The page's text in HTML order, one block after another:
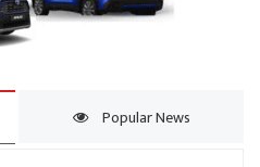
Popular News